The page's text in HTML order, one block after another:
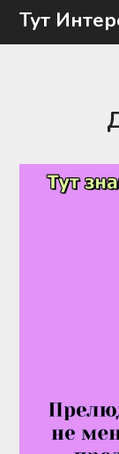
Перейти
Тут